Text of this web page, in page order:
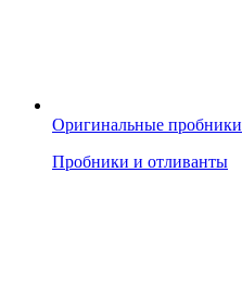
Оригинальные пробники
Пробники и отливанты